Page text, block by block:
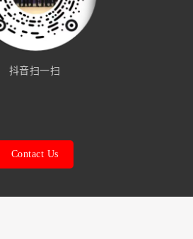
抖音扫一扫
Contact Us